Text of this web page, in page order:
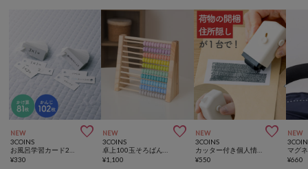
NEW 
3COINS
¥330
NEW 
3COINS
¥1,100
NEW 
3COINS
カッター付き個人情報保護用スタンプ／夏休み応援
¥550
NEW
¥660